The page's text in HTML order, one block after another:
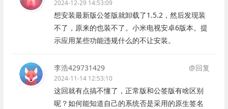
2024-12-29 14:53:09
想安装最新版公签版就卸载了1.5.2，然后发现装
不了，原来的也装不了。小米电视安卓6版本。提
示应用某些功能违规什么的不让安装。
李浩429731429 @回复
2024-11-14 12:53:10
这回就有点搞不懂了，正常版和公签版有啥区别
呢？如何能知道自己的系统否是采用的原生签名